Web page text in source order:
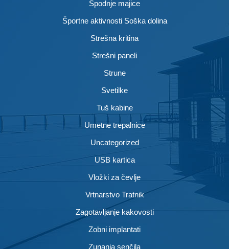
Spodnje majice
Športne aktivnosti Soška dolina
Strešna kritina
Strešni paneli
Strune
Svetilke
Tuš kabine
Umetne trepalnice
Uncategorized
USB kartica
Vložki za čevlje
Vrtnarstvo Tratnik
Zagotavljanje kakovosti
Zobni implantati
Zunanja senčila